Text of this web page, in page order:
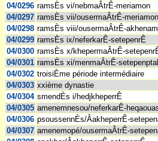
04/0296 ramsÈs vi/nebmaÂtrÊ-meriamon
04/0297 ramsÈs vii/ousermaÂtrÊ-
04/0298 ramsÈs viii/ousermaÂtrÊ-
04/0299 ramsÈs ix/neferkarÊ-setepenrÊ
04/0300 ramsÈs x/khepermaÂtrÊ-
04/0301 ramsÈs xi/menmaÂtrÊ-
04/0302 troisiÈme période intermédiaire
04/0303 xxième dynastie
04/0304 smendÈs i/hedjkheperrÊ
04/0305 amenemnesou/neferkarÊ-
04/0306 psoussennÈs/ÂakheperrÊ-
04/0307 amenemopé/ousermaÂtrÊ-